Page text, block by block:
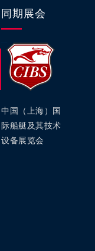
同期展会
中国（上海）国
际船艇及其技术
设备展览会